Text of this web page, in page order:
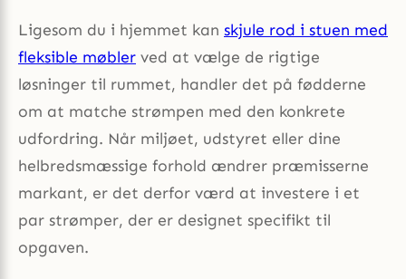
Ligesom du i hjemmet kan skjule rod i stuen med
fleksible møbler ved at vælge de rigtige
løsninger til rummet, handler det på fødderne
om at matche strømpen med den konkrete
udfordring. Når miljøet, udstyret eller dine
helbredsmæssige forhold ændrer præmisserne
markant, er det derfor værd at investere i et
par strømper, der er designet specifikt til
opgaven.